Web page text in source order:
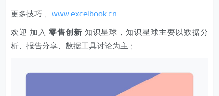
更多技巧，www.excelbook.cn
欢迎 加入 零售创新 知识星球，知识星球主要以数据分
析、报告分享、数据工具讨论为主；